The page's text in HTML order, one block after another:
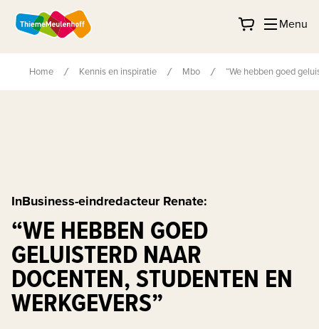
Menu
Home Kennis en inspiratie Mbo “We hebben goed
InBusiness-eindredacteur Renate:
“WE HEBBEN GOED
GELUISTERD NAAR
DOCENTEN, STUDENTEN EN
WERKGEVERS”